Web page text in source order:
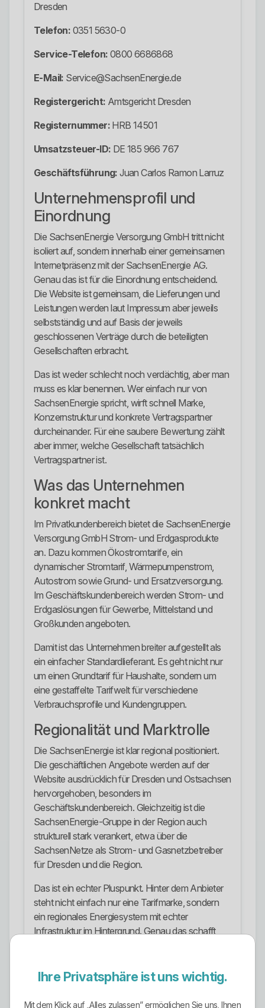
Dresden
Telefon: 0351 5630-0
Service-Telefon: 0800 6686868
E-Mail: Service@SachsenEnergie.de
Registergericht: Amtsgericht Dresden
Registernummer: HRB 14501
Umsatzsteuer-ID: DE 185 966 767
Geschäftsführung: Juan Carlos Ramon Larruz
Unternehmensprofil und
Einordnung
Die SachsenEnergie Versorgung GmbH tritt nicht
isoliert auf, sondern innerhalb einer gemeinsamen
Internetpräsenz mit der SachsenEnergie AG.
Genau das ist für die Einordnung entscheidend.
Die Website ist gemeinsam, die Lieferungen und
Leistungen werden laut Impressum aber jeweils
selbstständig und auf Basis der jeweils
geschlossenen Verträge durch die beteiligten
Gesellschaften erbracht.
Das ist weder schlecht noch verdächtig, aber man
muss es klar benennen. Wer einfach nur von
SachsenEnergie spricht, wirft schnell Marke,
Konzernstruktur und konkrete Vertragspartner
durcheinander. Für eine saubere Bewertung zählt
aber immer, welche Gesellschaft tatsächlich
Vertragspartner ist.
Was das Unternehmen
konkret macht
Im Privatkundenbereich bietet die SachsenEnergie
Versorgung GmbH Strom- und Erdgasprodukte
an. Dazu kommen Ökostromtarife, ein
dynamischer Stromtarif, Wärmepumpenstrom,
Autostrom sowie Grund- und Ersatzversorgung.
Im Geschäftskundenbereich werden Strom- und
Erdgaslösungen für Gewerbe, Mittelstand und
Großkunden angeboten.
Damit ist das Unternehmen breiter aufgestellt als
ein einfacher Standardlieferant. Es geht nicht nur
um einen Grundtarif für Haushalte, sondern um
eine gestaffelte Tarifwelt für verschiedene
Verbrauchsprofile und Kundengruppen.
Regionalität und Marktrolle
Die SachsenEnergie ist klar regional positioniert.
Die geschäftlichen Angebote werden auf der
Website ausdrücklich für Dresden und Ostsachsen
hervorgehoben, besonders im
Geschäftskundenbereich. Gleichzeitig ist die
SachsenEnergie-Gruppe in der Region auch
strukturell stark verankert, etwa über die
SachsenNetze als Strom- und Gasnetzbetreiber
für Dresden und die Region.
Das ist ein echter Pluspunkt. Hinter dem Anbieter
steht nicht einfach nur eine Tarifmarke, sondern
ein regionales Energiesystem mit echter
Infrastruktur im Hintergrund. Genau das schafft
Stromtarife und Energieprofil
Ihre Privatsphäre ist uns wichtig.
Mit dem Klick auf „Alles zulassen” ermöglichen Sie uns, Ihnen